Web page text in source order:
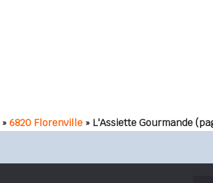
»6820 Florenville » L'Assiette Gourmande